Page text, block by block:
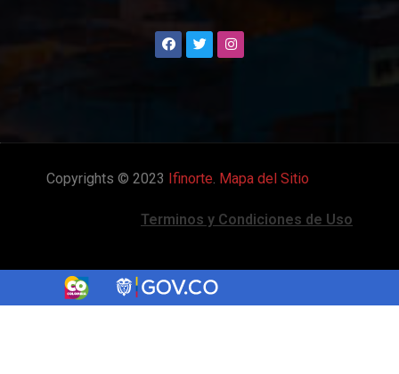
Copyrights © 2023 Ifinorte Mapa del Sitio
Terminos y Condiciones de Uso